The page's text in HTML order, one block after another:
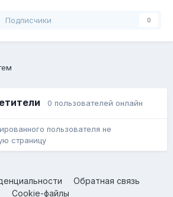
Подписчики 0
0 пользователей онлайн
пользователя не
страницу
Обратная связь
Cookie-файлы